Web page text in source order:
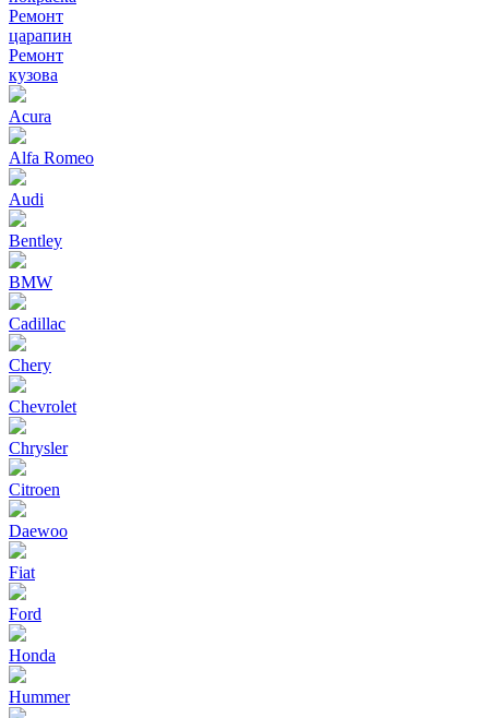
Ремонт
царапин
Ремонт
кузова
Acura
Alfa Romeo
Audi
Bentley
BMW
Cadillac
Chery
Chevrolet
Chrysler
Citroen
Daewoo
Fiat
Ford
Honda
Hummer